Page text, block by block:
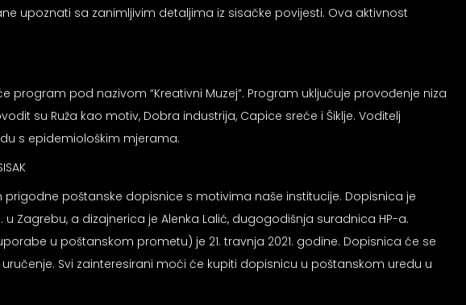
upoznati sa zanimljivim detaljima iz sisačke povijesti. Ova aktivnost
program pod nazivom “Kreativni Muzej”. Program uključuje provođenje niza
su Ruža kao motiv, Dobra industrija, Capice sreće i Šiklje. Voditelj
s epidemiološkim mjerama.
poštanske dopisnice s motivima naše institucije. Dopisnica je
Zagrebu, a dizajnerica je Alenka Lalić, dugogodišnja suradnica HP-a.
u poštanskom prometu) je 21. travnja 2021. godine. Dopisnica će se
Svi zainteresirani moći će kupiti dopisnicu u poštanskom uredu u